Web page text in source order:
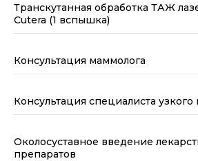
Транскутанная обработка ТАЖ
Cutera (1 вспышка)
Консультация маммолога
Консультация специалиста
Околосуставное введение
препаратов